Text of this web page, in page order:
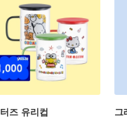
즈 유리컵 그